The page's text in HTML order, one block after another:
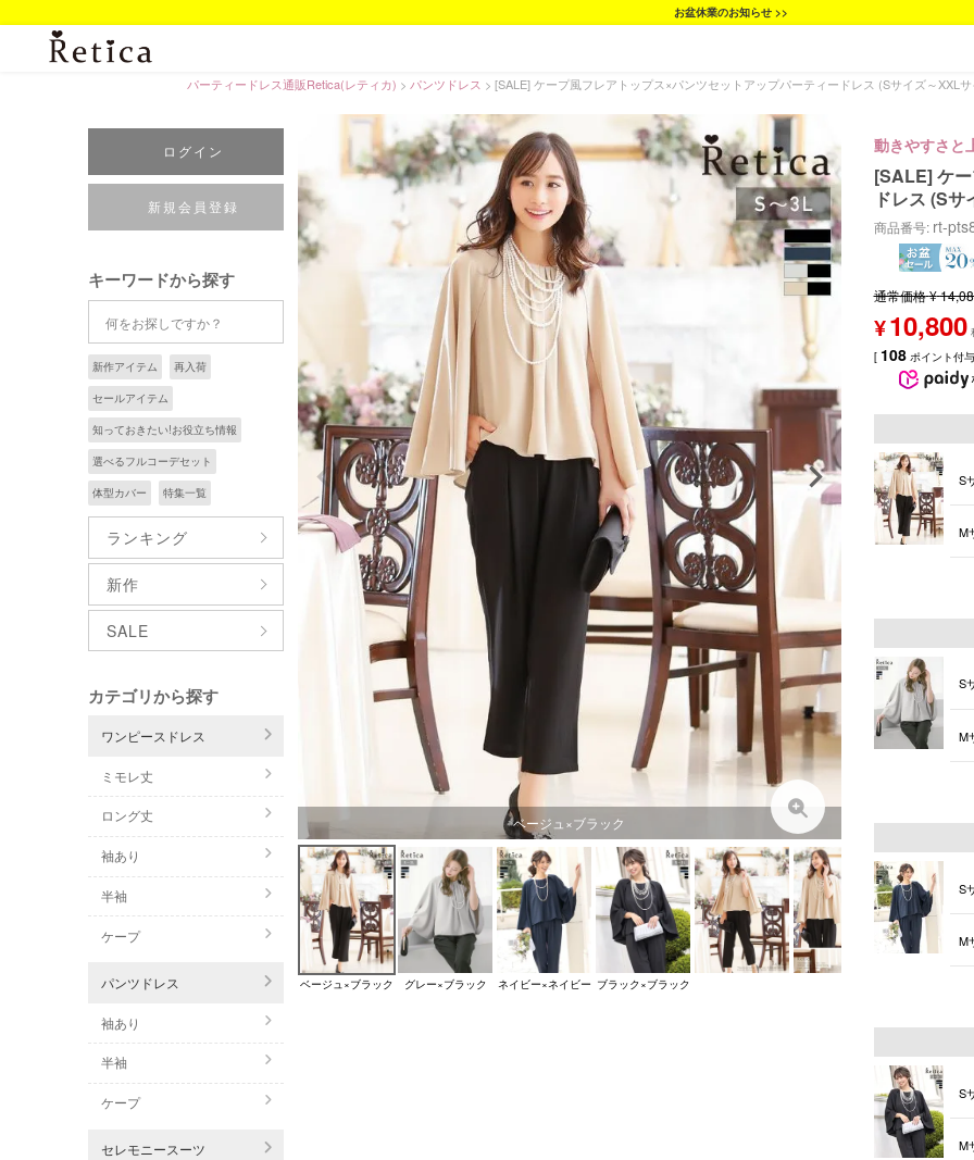
お盆休業のお知らせ >>
パーティードレス通販Retica(レティカ) パンツドレス [SALE] ケープ風フレアトップス×パンツセットアップパーティードレス (Sサイズ～XXL
ログイン
新規会員登録
キーワードから探す
新作アイテム 再入荷
セールアイテム
知っておきたい!お役立ち情報
選べるフルコーデセット
体型カバー 特集一覧
ランキング
新作
SALE
カテゴリから探す
ワンピースドレス
ミモレ丈
ロング丈
袖あり
半袖
ケープ
パンツドレス
袖あり
半袖
ケープ
セレモニースーツ
ベージュ×ブラック
ベージュ×ブラック グレー×ブラック ネイビー×ネイビー ブラック×ブラック
動きやすさと
[SALE] ケ
ドレス (S
商品番号 rt-
通常価格¥
¥10,800
[ 108 ポイント付
S
M
S
M
S
M
S
M